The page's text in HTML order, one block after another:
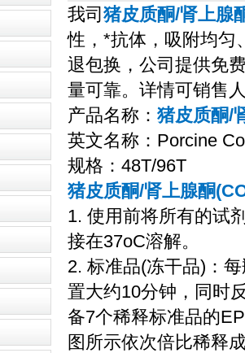
我司 猪皮质酮/肾上腺
性，*抗体，吸附均匀
退包换，公司提供免
量可靠。详情可销售
产品名称： 猪皮质酮/
英文名称：Porcine
规格：48T/96T
猪皮质酮/肾上腺酮
1. 使用前将所有的试
接在37oC溶解。
2. 标准品(冻干品)：
置大约10分钟，同时
备7个稀释标准品的
图所示依次倍比稀释